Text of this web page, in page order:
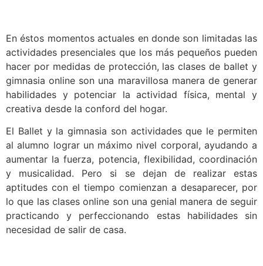
En éstos momentos actuales en donde son limitadas las
actividades presenciales que los más pequeños pueden
hacer por medidas de protección, las clases de ballet y
gimnasia online son una maravillosa manera de generar
habilidades y potenciar la actividad física, mental y
creativa desde la conford del hogar.
El Ballet y la gimnasia son actividades que le permiten
al alumno lograr un máximo nivel corporal, ayudando a
aumentar la fuerza, potencia, flexibilidad, coordinación
y musicalidad. Pero si se dejan de realizar estas
aptitudes con el tiempo comienzan a desaparecer, por
lo que las clases online son una genial manera de seguir
practicando y perfeccionando estas habilidades sin
necesidad de salir de casa.